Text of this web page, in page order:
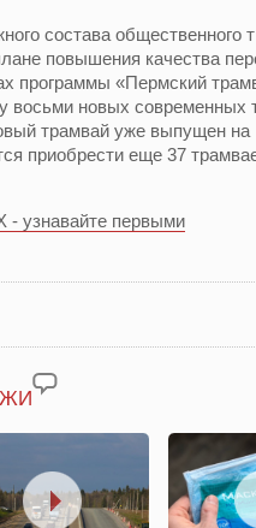
состава общественного
повышения качества
программы «Пермский
восьми новых современных
трамвай уже выпущен
приобрести еще 37
- узнавайте первыми